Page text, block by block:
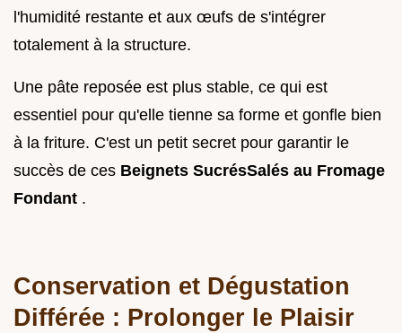
l'humidité restante et aux œufs de s'intégrer
totalement à la structure.
Une pâte reposée est plus stable, ce qui est
essentiel pour qu'elle tienne sa forme et gonfle bien
à la friture. C'est un petit secret pour garantir le
succès de ces Beignets SucrésSalés au Fromage
Fondant .
Conservation et Dégustation
Différée : Prolonger le Plaisir